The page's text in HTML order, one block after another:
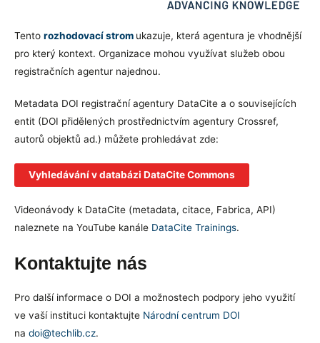
Tento rozhodovací strom ukazuje, která agentura je vhodnější
pro který kontext. Organizace mohou využívat služeb obou
registračních agentur najednou.
Metadata DOI registrační agentury DataCite a o souvisejících
entit (DOI přidělených prostřednictvím agentury Crossref,
autorů objektů ad.) můžete prohledávat zde:
Vyhledávání v databázi DataCite Commons
Videonávody k DataCite (metadata, citace, Fabrica, API)
naleznete na YouTube kanále DataCite Trainings.
Kontaktujte nás
Pro další informace o DOI a možnostech podpory jeho využití
ve vaší instituci kontaktujte Národní centrum DOI
na doi@techlib.cz.